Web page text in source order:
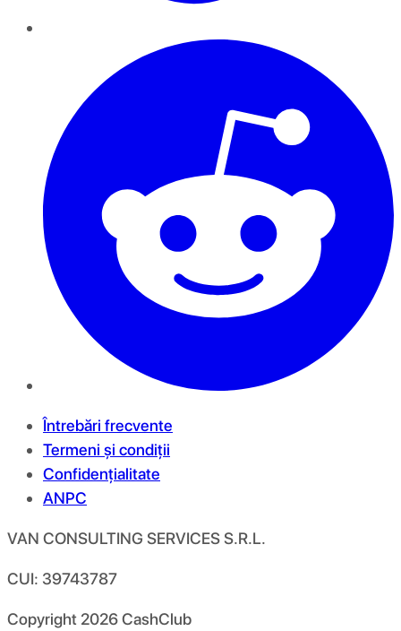
Întrebări frecvente
Termeni și condiții
Confidențialitate
ANPC
VAN CONSULTING SERVICES S.R.L.
CUI: 39743787
Copyright 2026CashClub